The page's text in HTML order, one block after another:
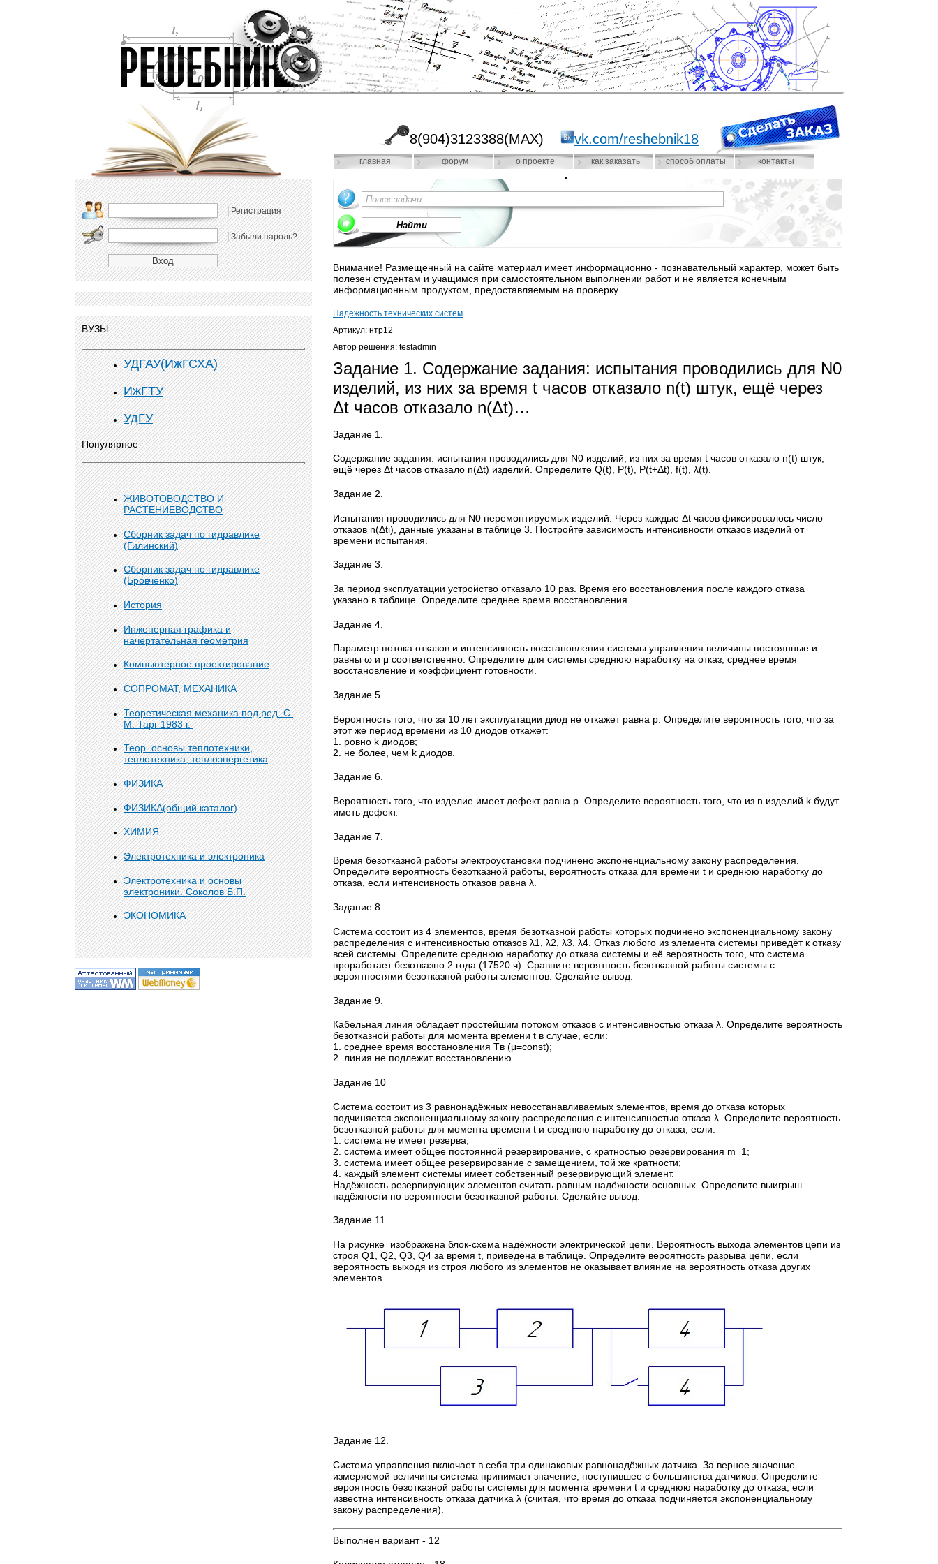
8(904)3123388(MAX) vk.com/reshebnik18
главная форум о проекте как заказать способ оплаты контакты
Регистрация
Забыли пароль?
ВУЗЫ
УДГАУ(ИжГСХА)
ИжГТУ
УдГУ
Популярное
ЖИВОТОВОДСТВО И
РАСТЕНИЕВОДСТВО
Сборник задач по гидравлике
(Гилинский)
Сборник задач по гидравлике
(Бровченко)
История
Инженерная графика и
начертательная геометрия
Компьютерное проектирование
СОПРОМАТ, МЕХАНИКА
Теоретическая механика под ред. С.
М. Тарг 1983 г.
Теор. основы теплотехники,
теплотехника, теплоэнергетика
ФИЗИКА
ФИЗИКА(общий каталог)
ХИМИЯ
Электротехника и электроника
Электротехника и основы
электроники. Соколов Б.П.
ЭКОНОМИКА
Внимание! Размещенный на сайте материал имеет информационно - познавательный характер, может быть
полезен студентам и учащимся при самостоятельном выполнении работ и не является конечным
информационным продуктом, предоставляемым на проверку.
Надежность технических систем
Артикул: нтр12
Автор решения: testadmin
Задание 1. Содержание задания: испытания проводились для N0
изделий, из них за время t часов отказало n(t) штук, ещё через
Δt часов отказало n(Δt)…
Задание 1.
Содержание задания: испытания проводились для N0 изделий, из них за время t часов отказало n(t) штук,
ещё через Δt часов отказало n(Δt) изделий. Определите Q(t), Р(t), Р(t+Δt), f(t), λ(t).
Задание 2.
Испытания проводились для N0 неремонтируемых изделий. Через каждые Δt часов фиксировалось число
отказов n(Δti), данные указаны в таблице 3. Постройте зависимость интенсивности отказов изделий от
времени испытания.
Задание 3.
За период эксплуатации устройство отказало 10 раз. Время его восстановления после каждого отказа
указано в таблице. Определите среднее время восстановления.
Задание 4.
Параметр потока отказов и интенсивность восстановления системы управления величины постоянные и
равны ω и μ соответственно. Определите для системы среднюю наработку на отказ, среднее время
восстановление и коэффициент готовности.
Задание 5.
Вероятность того, что за 10 лет эксплуатации диод не откажет равна p. Определите вероятность того, что за
этот же период времени из 10 диодов откажет:
1. ровно k диодов;
2. не более, чем k диодов.
Задание 6.
Вероятность того, что изделие имеет дефект равна p. Определите вероятность того, что из n изделий k будут
иметь дефект.
Задание 7.
Время безотказной работы электроустановки подчинено экспоненциальному закону распределения.
Определите вероятность безотказной работы, вероятность отказа для времени t и среднюю наработку до
отказа, если интенсивность отказов равна λ.
Задание 8.
Система состоит из 4 элементов, время безотказной работы которых подчинено экспоненциальному закону
распределения с интенсивностью отказов λ1, λ2, λ3, λ4. Отказ любого из элемента системы приведёт к отказу
всей системы. Определите среднюю наработку до отказа системы и её вероятность того, что система
проработает безотказно 2 года (17520 ч). Сравните вероятность безотказной работы системы с
вероятностями безотказной работы элементов. Сделайте вывод.
Задание 9.
Кабельная линия обладает простейшим потоком отказов с интенсивностью отказа λ. Определите вероятность
безотказной работы для момента времени t в случае, если:
1. среднее время восстановления Tв (μ=const);
2. линия не подлежит восстановлению.
Задание 10
Система состоит из 3 равнонадёжных невосстанавливаемых элементов, время до отказа которых
подчиняется экспоненциальному закону распределения с интенсивностью отказа λ. Определите вероятность
безотказной работы для момента времени t и среднюю наработку до отказа, если:
1. система не имеет резерва;
2. система имеет общее постоянной резервирование, с кратностью резервирования m=1;
3. система имеет общее резервирование с замещением, той же кратности;
4. каждый элемент системы имеет собственный резервирующий элемент.
Надёжность резервирующих элементов считать равным надёжности основных. Определите выигрыш
надёжности по вероятности безотказной работы. Сделайте вывод.
Задание 11.
На рисунке изображена блок-схема надёжности электрической цепи. Вероятность выхода элементов цепи из
строя Q1, Q2, Q3, Q4 за время t, приведена в таблице. Определите вероятность разрыва цепи, если
вероятность выходя из строя любого из элементов не оказывает влияние на вероятность отказа других
элементов.
Задание 12.
Система управления включает в себя три одинаковых равнонадёжных датчика. За верное значение
измеряемой величины система принимает значение, поступившее с большинства датчиков. Определите
вероятность безотказной работы системы для момента времени t и среднюю наработку до отказа, если
известна интенсивность отказа датчика λ (считая, что время до отказа подчиняется экспоненциальному
закону распределения).
Выполнен вариант - 12